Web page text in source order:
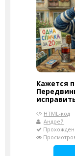
Кажется
HTML-код
Андрей